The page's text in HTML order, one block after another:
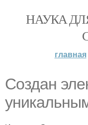
НАУКА
главная
Создан